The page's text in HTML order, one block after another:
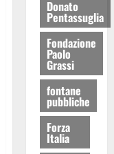
Donato
Pentassuglia
Fondazione
Paolo
Grassi
fontane
pubbliche
Forza
Italia